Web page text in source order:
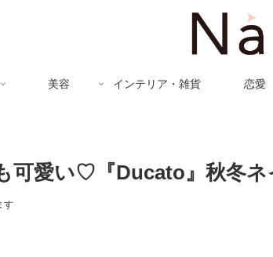
美容 インテリア・雑貨 恋愛
可愛い♡『Ducato』秋冬ネ
す